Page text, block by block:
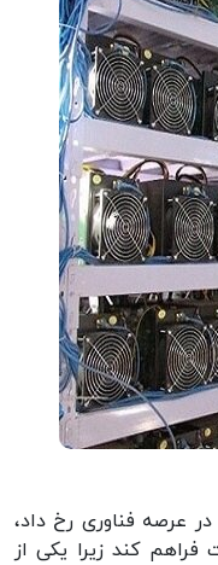
عرصه فناوری رخ داد،
کند زیرا یکی از